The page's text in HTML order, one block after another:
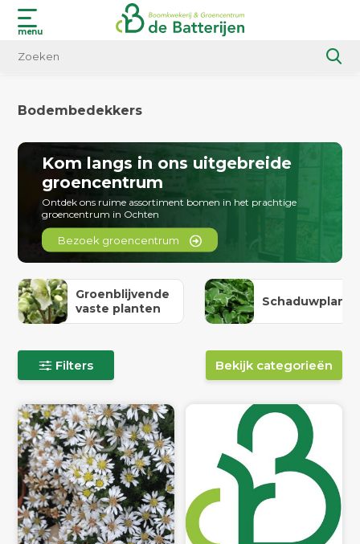
menu
Bodembedekkers
Kom langs in ons uitgebreide
groencentrum
Ontdek ons ruime assortiment bomen in het prachtige
groencentrum in Ochten
Bezoek groencentrum
Groenblijvende
vaste planten
Filters Bekijk categorieën